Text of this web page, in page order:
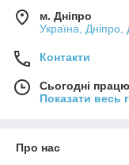
м. Дніпро
Україна, Дніпро,
Контакти
Сьогодні
Показати весь
Про нас